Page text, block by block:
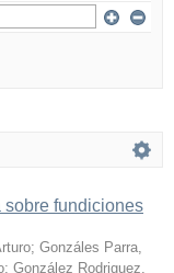
sobre fundiciones
; Gonzáles Parra,
; González Rodriguez,